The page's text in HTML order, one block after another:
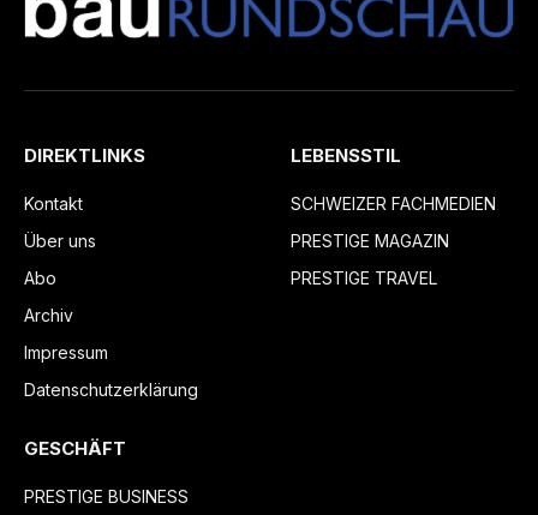
DIREKTLINKS
Kontakt
Über uns
Abo
Archiv
Impressum
Datenschutzerklärung
LEBENSSTIL
SCHWEIZER FACHMEDIEN
PRESTIGE MAGAZIN
PRESTIGE TRAVEL
GESCHÄFT
PRESTIGE BUSINESS